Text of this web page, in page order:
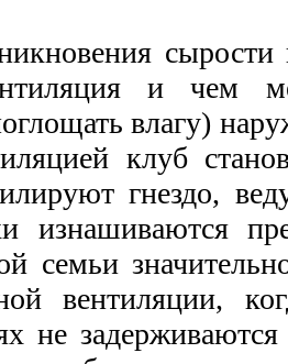
и чем
влагу)
клуб
гнездо,
изнашиваются
семьи
вентиляции,
не